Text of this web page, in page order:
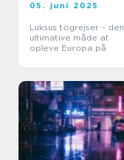
05. juni 2025
Luksus togrejser – den
ultimative måde at
opleve Europa på